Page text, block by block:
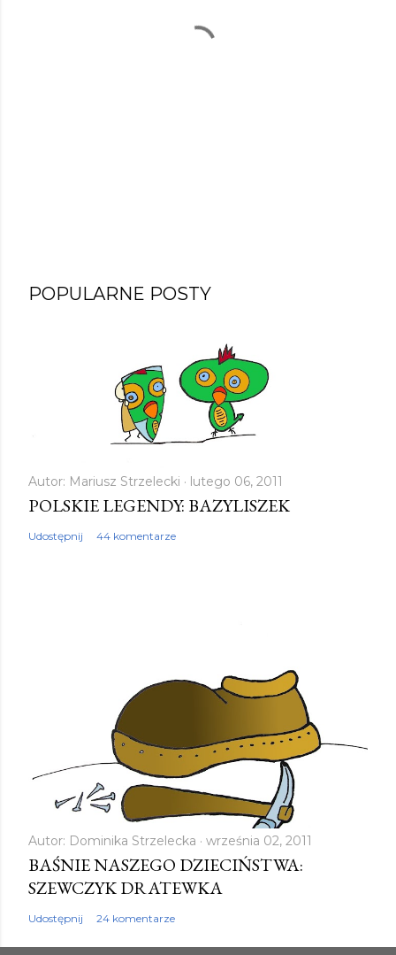
r
k
o
m
POPULARNE POSTY
Autor: Mariusz Strzelecki lutego 06, 2011
POLSKIE LEGENDY: BAZYLISZEK
Udostępnij 44 komentarze
Autor: Dominika Strzelecka września 02, 2011
BAŚNIE NASZEGO DZIECIŃSTWA:
SZEWCZYK DRATEWKA
Udostępnij 24 komentarze